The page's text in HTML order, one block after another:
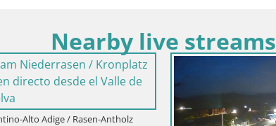
Nearby live streams